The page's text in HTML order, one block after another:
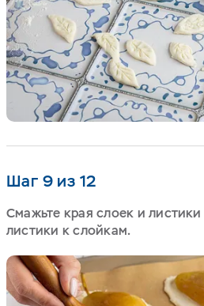
Шаг 9 из 12
Смажьте края слоек и
листики к слойкам.